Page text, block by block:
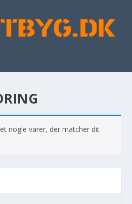
nogle varer, der matcher dit